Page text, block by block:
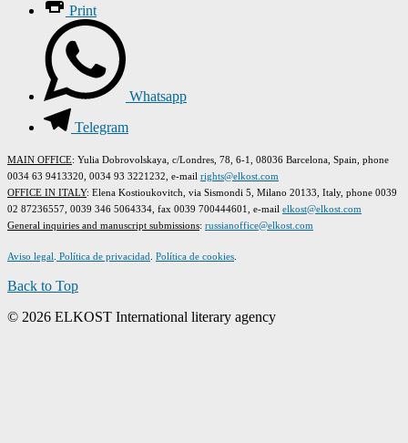
Print
Whatsapp
Telegram
MAIN OFFICE: Yulia Dobrovolskaya, c/Londres, 78, 6-1, 08036 Barcelona, Spain, phone
0034 63 9413320, 0034 93 3221232, e-mail rights@elkost.com
OFFICE IN ITALY: Elena Kostioukovitch, via Sismondi 5, Milano 20133, Italy, phone 0039
02 87236557, 0039 346 5064334, fax 0039 700444601, e-mail elkost@elkost.com
General inquiries and manuscript submissions: russianoffice@elkost.com
Aviso legal Política de privacidad Política de cookies
Back to Top
© 2026 ELKOST International literary agency